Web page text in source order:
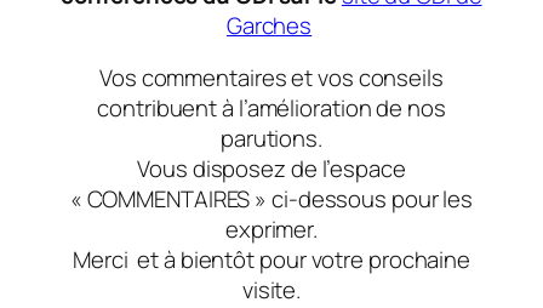
Garches
Vos commentaires et vos conseils
contribuent à l’amélioration de nos
parutions.
Vous disposez de l’espace
« COMMENTAIRES » ci-dessous pour les
exprimer.
Merci et à bientôtpour votre prochaine
visite.